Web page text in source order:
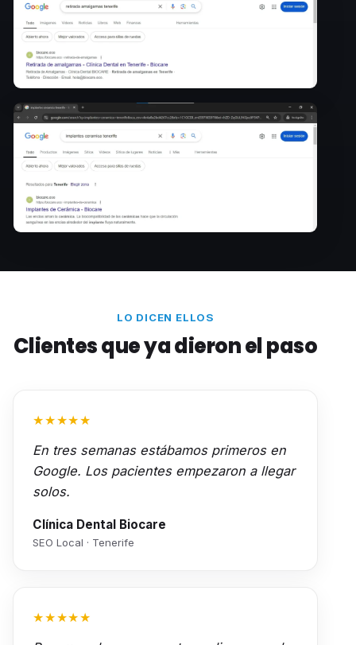
LO DICEN ELLOS
Clientes que ya dieron el paso
★★★★★
En tres semanas estábamos primeros en
Google. Los pacientes empezaron a llegar
solos.
Clínica Dental Biocare
SEO Local · Tenerife
★★★★★